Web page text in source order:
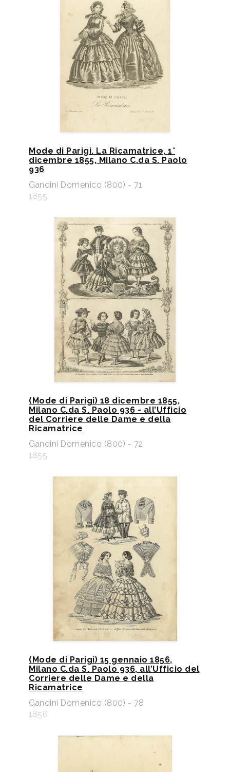
Mode di Parigi. La Ricamatrice, 1°
dicembre 1855, Milano C.da S. Paolo
936
Gandini Domenico (800) - 71
1855
(Mode di Parigi) 18 dicembre 1855,
Milano C.da S. Paolo 936 - all’Ufficio
del Corriere delle Dame e della
Ricamatrice
Gandini Domenico (800) - 72
1855
(Mode di Parigi) 15 gennaio 1856,
Milano C.da S. Paolo 936, all’Ufficio del
Corriere delle Dame e della
Ricamatrice
Gandini Domenico (800) - 78
1856